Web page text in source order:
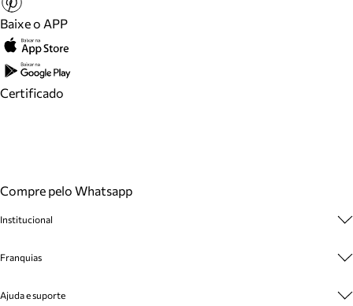
Baixe o APP
Certificado
Compre pelo Whatsapp
Institucional
Cashback
Franquias
Ajuda e suporte